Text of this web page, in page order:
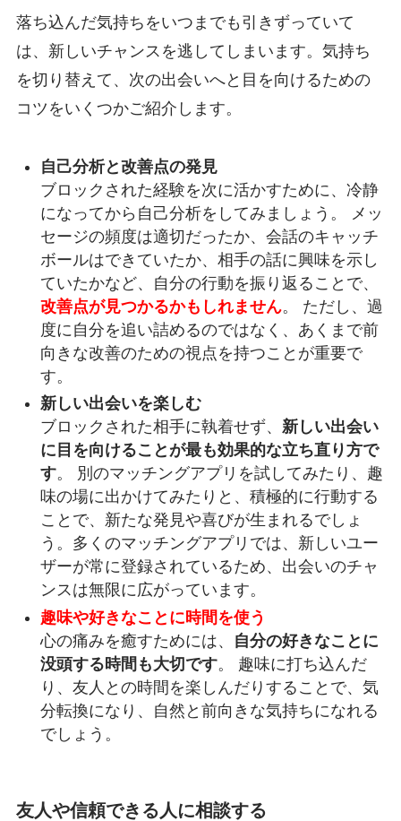
落ち込んだ気持ちをいつまでも引きずっていて
は、新しいチャンスを逃してしまいます。気持ち
を切り替えて、次の出会いへと目を向けるための
コツをいくつかご紹介します。
自己分析と改善点の発見
ブロックされた経験を次に活かすために、冷静
になってから自己分析をしてみましょう。 メッ
セージの頻度は適切だったか、会話のキャッチ
ボールはできていたか、相手の話に興味を示し
ていたかなど、自分の行動を振り返ることで、
改善点が見つかるかもしれません。 ただし、過
度に自分を追い詰めるのではなく、あくまで前
向きな改善のための視点を持つことが重要で
す。
新しい出会いを楽しむ
ブロックされた相手に執着せず、 新しい出会い
に目を向けることが最も効果的な立ち直り方で
す。 別のマッチングアプリを試してみたり、趣
味の場に出かけてみたりと、積極的に行動する
ことで、新たな発見や喜びが生まれるでしょ
う。多くのマッチングアプリでは、新しいユー
ザーが常に登録されているため、出会いのチャ
ンスは無限に広がっています。
趣味や好きなことに時間を使う
心の痛みを癒すためには、
自分の好きなことに
没頭する時間も大切です。 趣味に打ち込んだ
り、友人との時間を楽しんだりすることで、気
分転換になり、自然と前向きな気持ちになれる
でしょう。
友人や信頼できる人に相談する